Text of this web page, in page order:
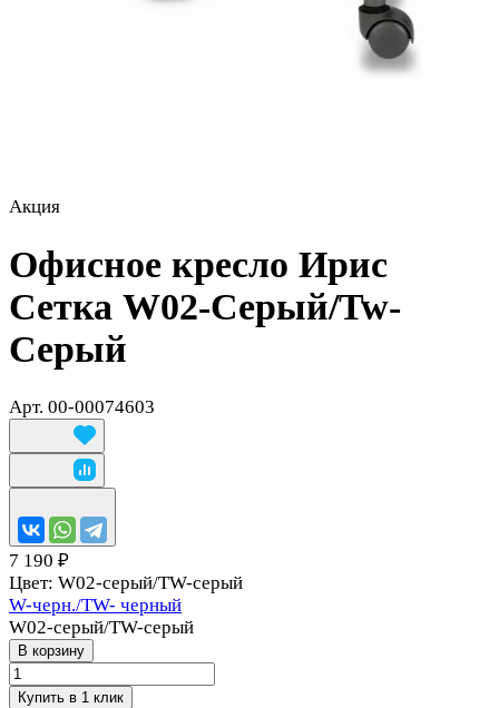
Акция
Офисное кресло Ирис
Сетка W02-Серый/Tw-
Серый
Арт. 00-00074603
7 190 ₽
Цвет: W02-серый/TW-серый
W-черн./TW- черный
W02-серый/TW-серый
В корзину
Купить в 1 клик